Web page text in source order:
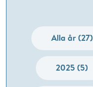
Alla år (27)
2025 (5)